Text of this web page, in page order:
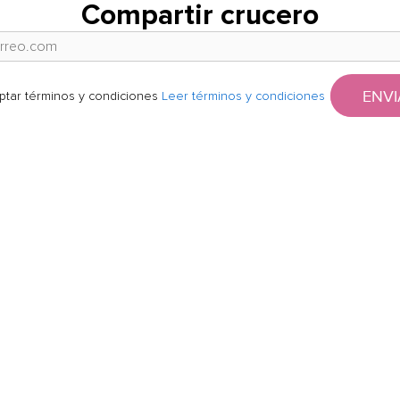
Compartir crucero
términos y condiciones Leer términos y condiciones